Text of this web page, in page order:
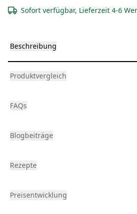
Sofort verfügbar, Lieferzeit 4-6
Beschreibung
Produktvergleich
FAQs
Blogbeiträge
Rezepte
Preisentwicklung